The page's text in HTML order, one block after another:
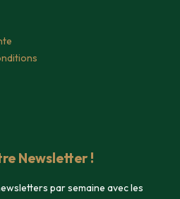
Newsletter !
par semaine avec les